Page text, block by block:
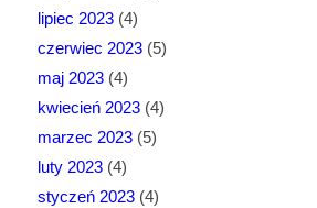
lipiec 2023(4)
czerwiec 2023(5)
maj 2023(4)
kwiecień 2023(4)
marzec 2023(5)
luty 2023(4)
styczeń 2023(4)